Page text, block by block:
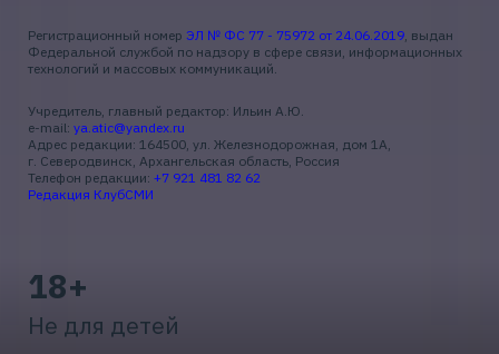
Регистрационный номер ЭЛ № ФС 77 - 75972 от 24.06.2019, выдан
Федеральной службой по надзору в сфере связи, информационных
технологий и массовых коммуникаций.
Учредитель, главный редактор: Ильин А.Ю.
e-mail: ya.atic@yandex.ru
Адрес редакции: 164500, ул. Железнодорожная, дом 1А,
г. Северодвинск, Архангельская область, Россия
Телефон редакции: +7 921 481 82 62
Редакция КлубСМИ
18+
Не для детей